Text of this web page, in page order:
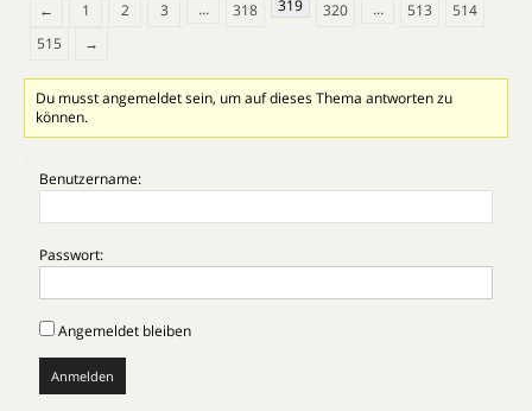
←
1 2 3 … 318 319 320 … 513
514
515
→
Du musst angemeldet sein, um auf dieses Thema antworten zu
können.
Benutzername:
Passwort:
Angemeldet bleiben
Anmelden